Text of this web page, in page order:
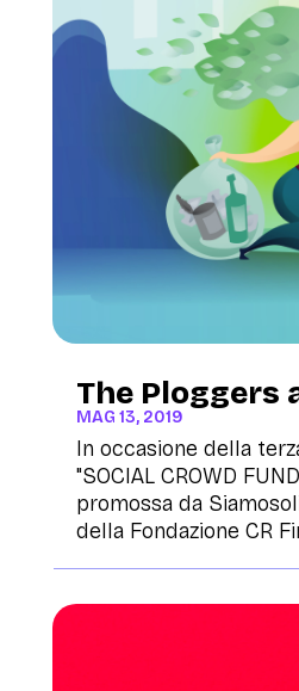
The Ploggers
MAG 13, 2019
In occasione della
"SOCIAL CROWD
promossa da
della Fondazione CR